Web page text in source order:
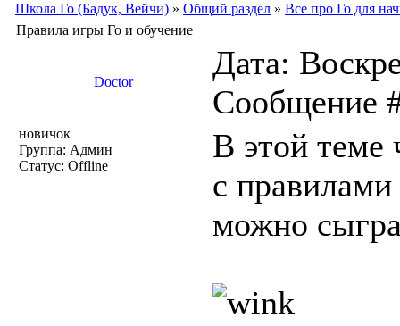
Школа Го (Бадук, Вейчи) » Общий раздел » Все про Го для
Правила игры Го и обучение
Doctor
Дата:
Сообщение
новичок
Группа: Админ
Статус: Offline
В этой теме
с правилами
можно